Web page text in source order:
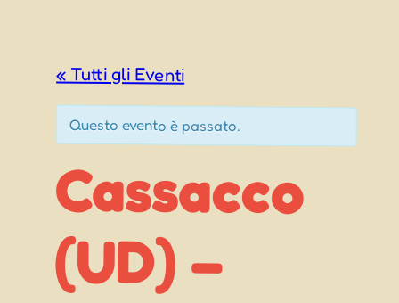
« Tutti gli Eventi
Questo evento è passato.
Cassacco
(UD) –
Madonna